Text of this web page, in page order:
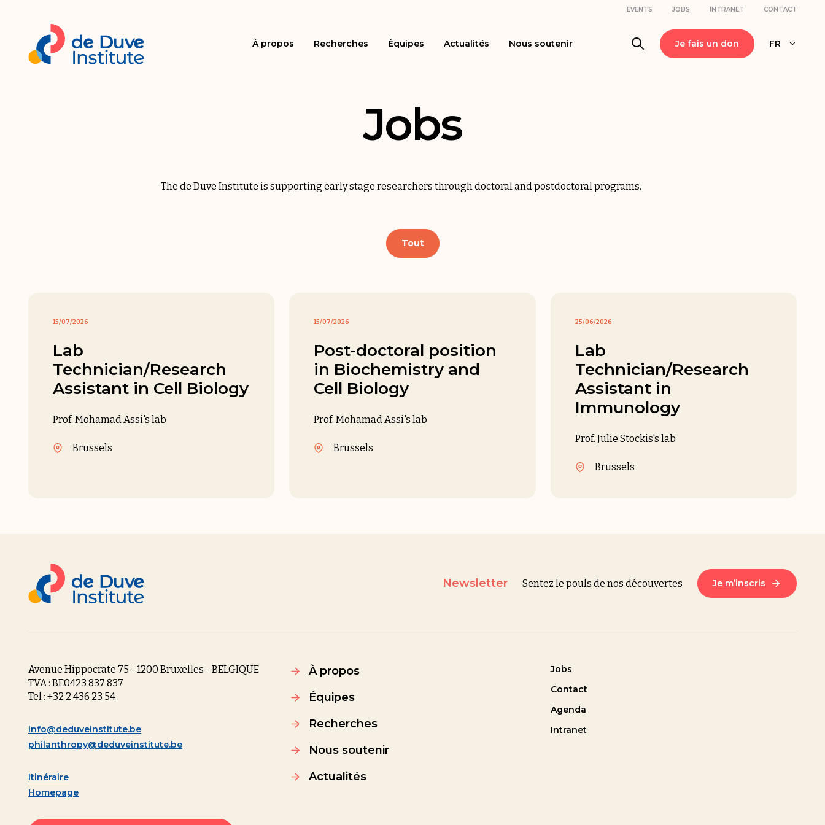
EVENTS JOBS INTRANET CONTACT
À propos Recherches Équipes Actualités Nous soutenir Je fais un don FR
Jobs
The de Duve Institute is supporting early stage researchers throughdoctoralandpostdoctoralprograms.
Tout
15/07/2026
Lab
Technician/Research
Assistant in Cell Biology
Prof. Mohamad Assi's lab
Brussels
15/07/2026
Post-doctoral position
in Biochemistry and
Cell Biology
Prof. Mohamad Assi's lab
Brussels
25/06/2026
Lab
Technician/Research
Assistant in
Immunology
Prof. Julie Stockis's lab
Brussels
Newsletter Sentez le pouls de nos découvertes Je m’inscris
Avenue Hippocrate 75 - 1200 Bruxelles - BELGIQUE
TVA : BE0423 837 837
Tel : +32 2 436 23 54
info@deduveinstitute.be
philanthropy@deduveinstitute.be
Itinéraire
Homepage
À propos
Équipes
Recherches
Nous soutenir
Actualités
Jobs
Contact
Agenda
Intranet